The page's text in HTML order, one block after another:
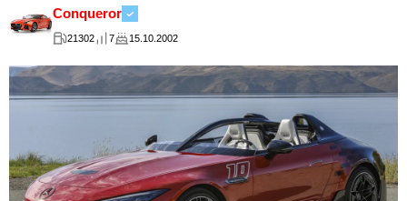
Conqueror
21302 7 15.10.2002